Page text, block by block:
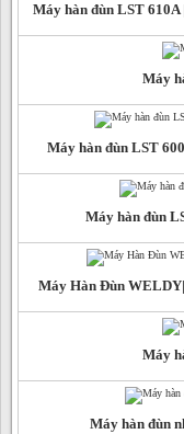
Máy hàn đùn LST
Máy
Máy hàn đùn LST
Máy hàn đùn
Máy Hàn Đùn
Máy
Máy hàn đùn